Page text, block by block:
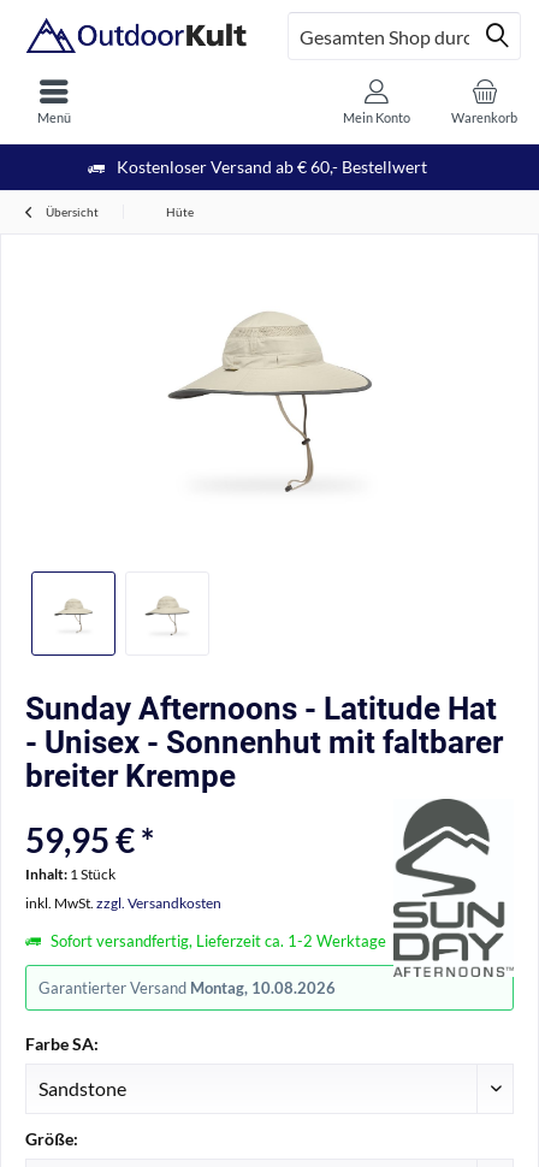
Kostenloser Versand ab € 60,- Bestellwert
Menü Warenkorb
Mein Konto
Übersicht Hüte
Sunday Afternoons - Latitude Hat
- Unisex - Sonnenhut mit faltbarer
breiter Krempe
59,95 € *
Inhalt: 1 Stück
inkl. MwSt. zzgl. Versandkosten
Sofort versandfertig, Lieferzeit ca. 1-2 Werktage
Garantierter Versand Montag, 10.08.2026
Farbe SA:
Größe: